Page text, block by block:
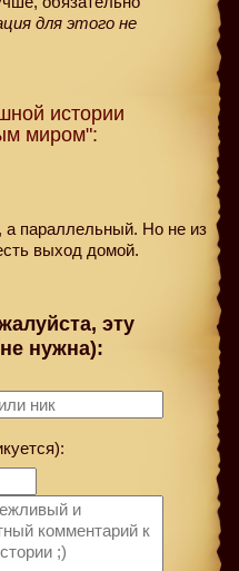
для этого не
истории
миром":
параллельный. Но не из
выход домой.
эту
нужна):